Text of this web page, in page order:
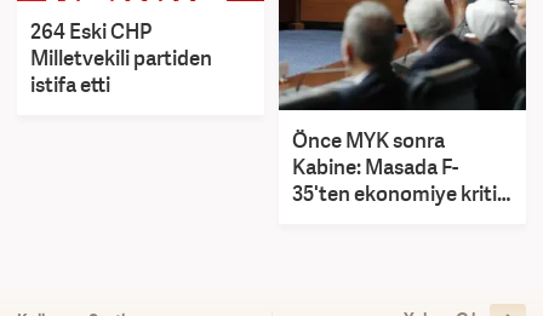
264 Eski CHP
Milletvekili partiden
istifa etti
Önce MYK sonra
Kabine: Masada F-
35'ten ekonomiye kritik